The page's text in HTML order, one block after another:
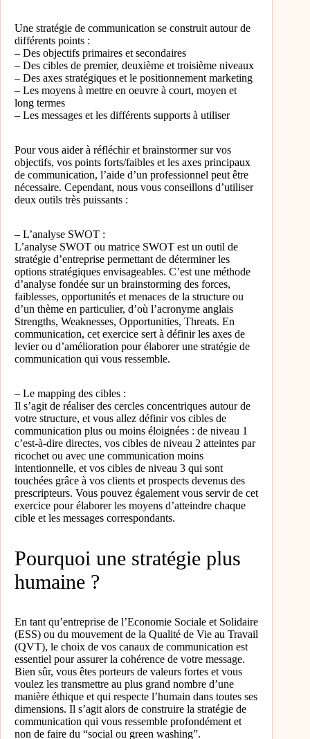
Une stratégie de communication se construit autour de
différents points :
– Des objectifs primaires et secondaires
– Des cibles de premier, deuxième et troisième niveaux
– Des axes stratégiques et le positionnement marketing
– Les moyens à mettre en oeuvre à court, moyen et
long termes
– Les messages et les différents supports à utiliser
Pour vous aider à réfléchir et brainstormer sur vos
objectifs, vos points forts/faibles et les axes principaux
de communication, l’aide d’un professionnel peut être
nécessaire. Cependant, nous vous conseillons d’utiliser
deux outils très puissants :
– L’analyse SWOT :
L’analyse SWOT ou matrice SWOT est un outil de
stratégie d’entreprise permettant de déterminer les
options stratégiques envisageables. C’est une méthode
d’analyse fondée sur un brainstorming des forces,
faiblesses, opportunités et menaces de la structure ou
d’un thème en particulier, d’où l’acronyme anglais
Strengths, Weaknesses, Opportunities, Threats. En
communication, cet exercice sert à définir les axes de
levier ou d’amélioration pour élaborer une stratégie de
communication qui vous ressemble.
– Le mapping des cibles :
Il s’agit de réaliser des cercles concentriques autour de
votre structure, et vous allez définir vos cibles de
communication plus ou moins éloignées : de niveau 1
c’est-à-dire directes, vos cibles de niveau 2 atteintes par
ricochet ou avec une communication moins
intentionnelle, et vos cibles de niveau 3 qui sont
touchées grâce à vos clients et prospects devenus des
prescripteurs. Vous pouvez également vous servir de cet
exercice pour élaborer les moyens d’atteindre chaque
cible et les messages correspondants.
Pourquoi une stratégie plus
humaine ?
En tant qu’entreprise de l’Economie Sociale et Solidaire
(ESS) ou du mouvement de la Qualité de Vie au Travail
(QVT), le choix de vos canaux de communication est
essentiel pour assurer la cohérence de votre message.
Bien sûr, vous êtes porteurs de valeurs fortes et vous
voulez les transmettre au plus grand nombre d’une
manière éthique et qui respecte l’humain dans toutes ses
dimensions. Il s’agit alors de construire la stratégie de
communication qui vous ressemble profondément et
non de faire du “social ou green washing”.